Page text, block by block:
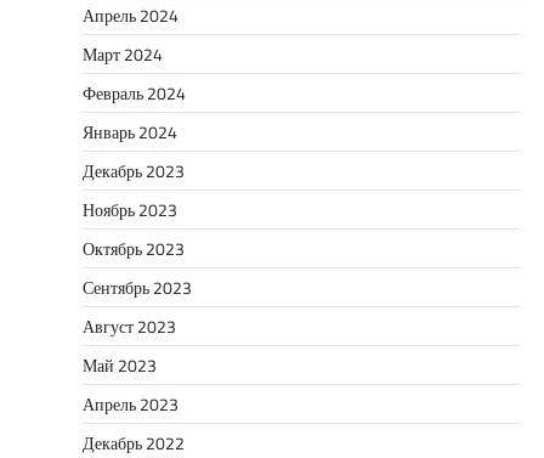
Апрель 2024
Март 2024
Февраль 2024
Январь 2024
Декабрь 2023
Ноябрь 2023
Октябрь 2023
Сентябрь 2023
Август 2023
Май 2023
Апрель 2023
Декабрь 2022